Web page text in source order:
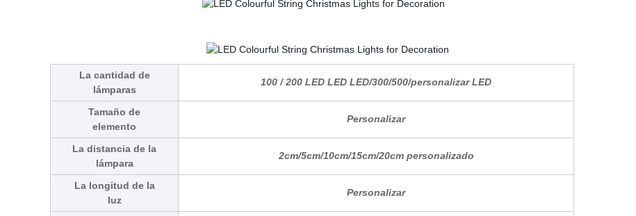
La cantidad de
lámparas
100 / 200 LED LED LED/300/500/personalizar LED
Tamaño de
elemento
Personalizar
La distancia de la
lámpara
2cm/5cm/10cm/15cm/20cm personalizado
La longitud de la
luz
Personalizar